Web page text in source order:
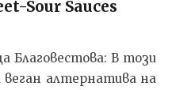
Sour Sauces
Благовестова: В този
веган алтернатива на